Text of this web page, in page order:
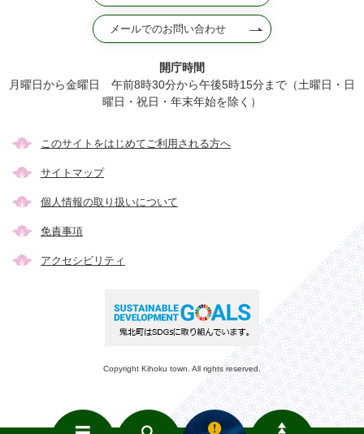
ニ
索
き
ほ
メールでのお問い合わせ
開庁時間
月曜日から金曜日 午前8時30分から午後5時15分まで（土曜日・日
曜日・祝日・年末年始を除く）
このサイトをはじめてご利用される方へ
サイトマップ
個人情報の取り扱いについて
免責事項
アクセシビリティ
Copyright Kihoku town. All rights reserved.